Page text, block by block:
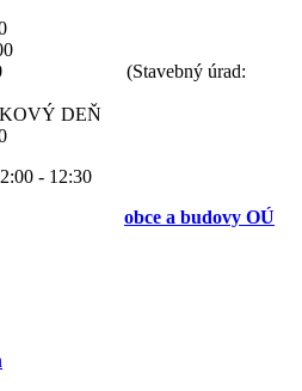
(Stavebný úrad:
DEŇ
- 12:30
obce a budovy OÚ